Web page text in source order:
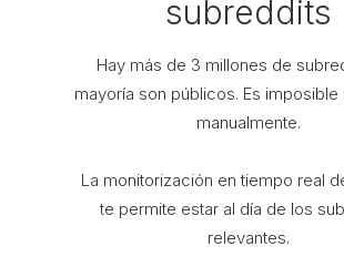
subreddits
Hay más de 3 millones de
mayoría son públicos. Es imposible
manualmente.
La monitorización en tiempo real
te permite estar al día de los
relevantes.